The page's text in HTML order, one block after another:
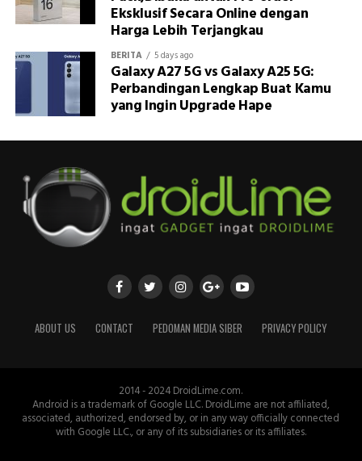
Eksklusif Secara Online dengan
Harga Lebih Terjangkau
BERITA 5 days ago
Galaxy A27 5G vs Galaxy A25 5G:
Perbandingan Lengkap Buat Kamu
yang Ingin Upgrade Hape
ABOUT US CONTACT PEDOMAN MEDIA SIBER PRIVACY POLICY
2014 - 2024 DroidLime.com.
Android is a trademark of Google LLC. DroidLime are not affiliated,
associated, authorized, endorsed by, or in any way officially connected
with Google LLC., or any of its subsidiaries or its affiliates.